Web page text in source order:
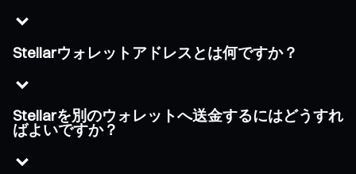
Stellarウォレットアドレスとは何ですか？
Stellarを別のウォレットへ送金するにはどうすれ
ばよいですか？